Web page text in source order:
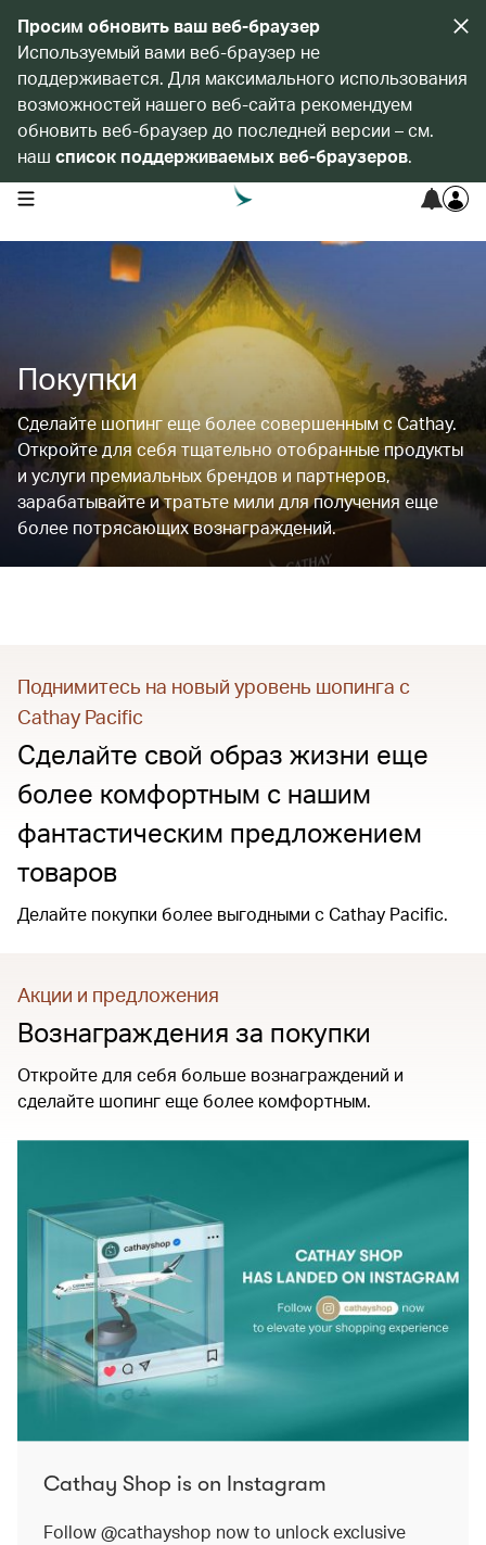
Просим обновить ваш веб-браузер
Используемый вами веб-браузер не
поддерживается. Для максимального использования
возможностей нашего веб-сайта рекомендуем
обновить веб-браузер до последней версии – см.
наш список поддерживаемых веб-браузеров.
open navigation menu
Покупки
Сделайте шопинг еще более совершенным с Cathay.
Откройте для себя тщательно отобранные продукты
и услуги премиальных брендов и партнеров,
зарабатывайте и тратьте мили для получения еще
более потрясающих вознаграждений.
Поднимитесь на новый уровень шопинга с
Cathay Pacific
Сделайте свой образ жизни еще
более комфортным с нашим
фантастическим предложением
товаров
Делайте покупки более выгодными с Cathay Pacific.
Акции и предложения
Вознаграждения за покупки
Откройте для себя больше вознаграждений и
сделайте шопинг еще более комфортным.
Cathay Shop is on Instagram
Follow @cathayshop now to unlock exclusive